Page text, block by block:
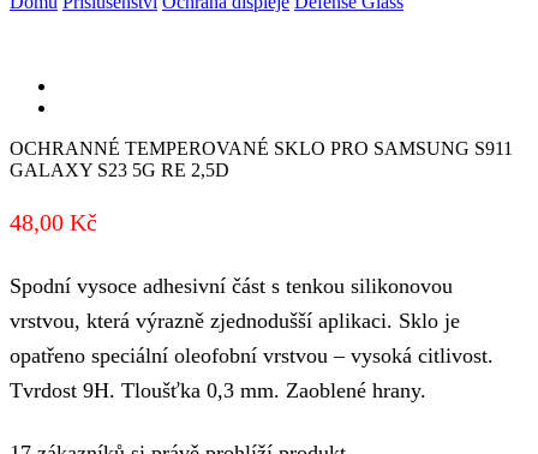
OCHRANNÉ TEMPEROVANÉ SKLO PRO SAMSUNG S911
GALAXY S23 5G RE 2,5D
48,00 Kč
Spodní vysoce adhesivní část s tenkou silikonovou
vrstvou, která výrazně zjednodušší aplikaci. Sklo je
opatřeno speciální oleofobní vrstvou – vysoká citlivost.
Tvrdost 9H. Tloušťka 0,3 mm. Zaoblené hrany.